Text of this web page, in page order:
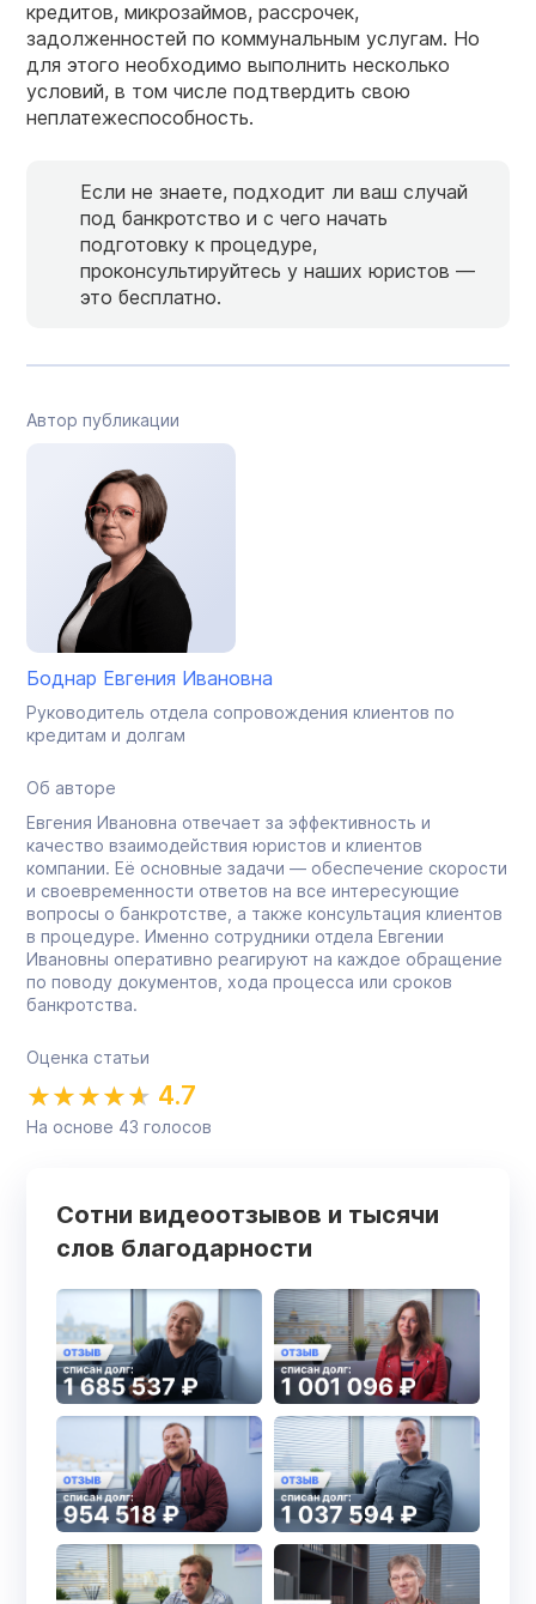
кредитов, микрозаймов, рассрочек,
задолженностей по коммунальным услугам. Но
для этого необходимо выполнить несколько
условий, в том числе подтвердить свою
неплатежеспособность.
Если не знаете, подходит ли ваш случай
под банкротство и с чего начать
подготовку к процедуре,
проконсультируйтесь у наших юристов —
это бесплатно.
Автор публикации
Боднар Евгения Ивановна
Руководитель отдела сопровождения клиентов по
кредитам и долгам
Об авторе
Евгения Ивановна отвечает за эффективность и
качество взаимодействия юристов и клиентов
компании. Её основные задачи — обеспечение скорости
и своевременности ответов на все интересующие
вопросы о банкротстве, а также консультация клиентов
в процедуре. Именно сотрудники отдела Евгении
Ивановны оперативно реагируют на каждое обращение
по поводу документов, хода процесса или сроков
банкротства.
Оценка статьи
4.7
На основе 43 голосов
Сотни видеоотзывов и тысячи
слов благодарности